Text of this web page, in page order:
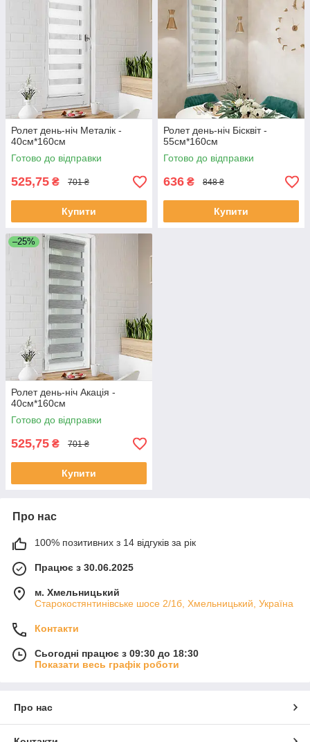
Ролет день-ніч Металік -
40см*160см
Готово до відправки
525,75 ₴ 701 ₴
Купити
Ролет день-ніч Бісквіт -
55см*160см
Готово до відправки
636 ₴ 848 ₴
Купити
–25%
Ролет день-ніч Акація -
40см*160см
Готово до відправки
525,75 ₴ 701 ₴
Купити
Про нас
100% позитивних з 14 відгуків за рік
Працює з 30.06.2025
м. Хмельницький
Старокостянтинівське шосе 2/1б, Хмельницький, Україна
Контакти
Сьогодні працює з 09:30 до 18:30
Показати весь графік роботи
Про нас